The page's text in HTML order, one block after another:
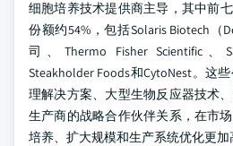
细胞培养技术提供商主导，其中前
份额约54%，包括Solaris Biotech（
司、Thermo Fisher Scientific、
Steakholder Foods和CytoNest。这
理解决方案、大型生物反应器技术
生产商的战略合作伙伴关系，在市
培养、扩大规模和生产系统优化更加